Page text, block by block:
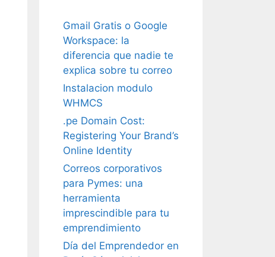
Gmail Gratis o Google
Workspace: la
diferencia que nadie te
explica sobre tu correo
Instalacion modulo
WHMCS
.pe Domain Cost:
Registering Your Brand’s
Online Identity
Correos corporativos
para Pymes: una
herramienta
imprescindible para tu
emprendimiento
Día del Emprendedor en